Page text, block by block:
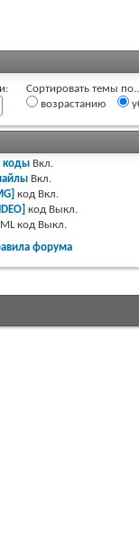
Сортировать темы
возрастанию
коды Вкл.
Вкл.
код Вкл.
код Выкл.
код Выкл.
форума